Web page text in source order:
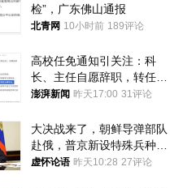
检”，广东佛山通报
北青网 10小时前 189评论
高校任免通知引关注：科
长、主任自愿辞职，转任思
政辅导员
澎湃新闻 昨天17:00 31评论
大决战来了，朝鲜导弹部队
赴俄，普京新设特殊兵种，
76岁老将扛旗
虚怀论语 昨天10:28 27评论